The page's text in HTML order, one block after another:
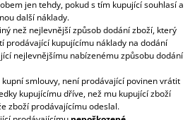
jen tehdy, pokud s tím kupující souhlasí a
další náklady.
než nejlevnější způsob dodání zboží, který
prodávající kupujícímu náklady na dodání
nejlevnějšímu nabízenému způsobu dodání
smlouvy, není prodávající povinen vrátit
kupujícímu dříve, než mu kupující zboží
zboží prodávajícímu odeslal.